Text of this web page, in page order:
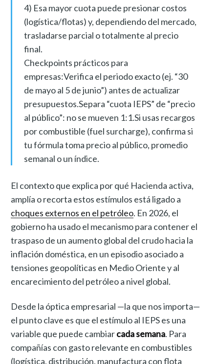
4) Esa mayor cuota puede presionar costos
(logística/flotas) y, dependiendo del mercado,
trasladarse parcial o totalmente al precio
final.
Checkpoints prácticos para
empresas:Verifica el periodo exacto (ej. “30
de mayo al 5 de junio”) antes de actualizar
presupuestos.Separa “cuota IEPS” de “precio
al público”: no se mueven 1:1.Si usas recargos
por combustible (fuel surcharge), confirma si
tu fórmula toma precio al público, promedio
semanal o un índice.
El contexto que explica por qué Hacienda activa,
amplía o recorta estos estímulos está ligado a
choques externos en el petróleo. En 2026, el
gobierno ha usado el mecanismo para contener el
traspaso de un aumento global del crudo hacia la
inflación doméstica, en un episodio asociado a
tensiones geopolíticas en Medio Oriente y al
encarecimiento del petróleo a nivel global.
Desde la óptica empresarial —la que nos importa—
el punto clave es que el estímulo al IEPS es una
variable que puede cambiarcada semana. Para
compañías con gasto relevante en combustibles
(logística, distribución, manufactura con flota